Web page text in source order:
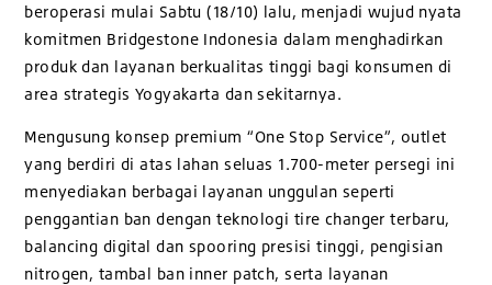
beroperasi mulai Sabtu (18/10) lalu, menjadi wujud nyata
komitmen Bridgestone Indonesia dalam menghadirkan
produk dan layanan berkualitas tinggi bagi konsumen di
area strategis Yogyakarta dan sekitarnya.
Mengusung konsep premium “One Stop Service”, outlet
yang berdiri di atas lahan seluas 1.700-meter persegi ini
menyediakan berbagai layanan unggulan seperti
penggantian ban dengan teknologi tire changer terbaru,
balancing digital dan spooring presisi tinggi, pengisian
nitrogen, tambal ban inner patch, serta layanan